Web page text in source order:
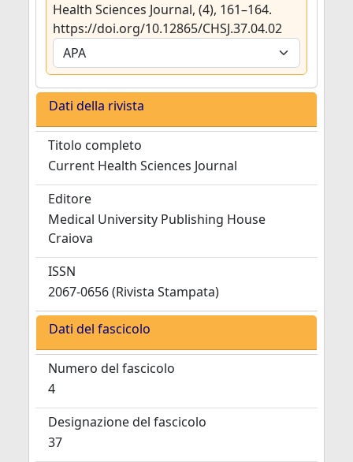
Health Sciences Journal, (4), 161–164.
https://doi.org/10.12865/CHSJ.37.04.02
Dati della rivista
Titolo completo
Current Health Sciences Journal
Editore
Medical University Publishing House
Craiova
ISSN
2067-0656 (Rivista Stampata)
Dati del fascicolo
Numero del fascicolo
4
Designazione del fascicolo
37